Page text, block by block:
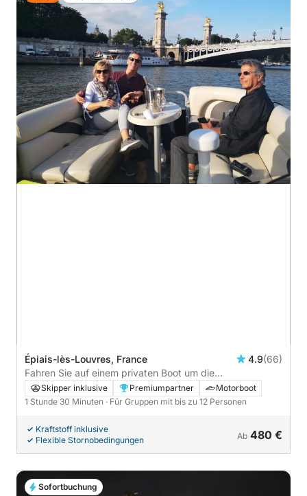
Épiais-lès-Louvres, France 4.9(66)
Fahren Sie auf einem privaten Boot um die
symbolträchtigen Monumente von Paris herum
Skipper inklusive Premiumpartner
Motorboot
1 Stunde 30 Minuten · Für Gruppen mit bis zu 12 Personen
Kraftstoff inklusive
Flexible Stornobedingungen
Ab 480 €
Sofortbuchung